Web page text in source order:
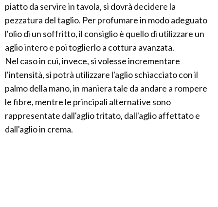
piatto da servire in tavola, si dovrà decidere la
pezzatura del taglio. Per profumare in modo adeguato
l'olio di un soffritto, il consiglio è quello di utilizzare un
aglio intero e poi toglierlo a cottura avanzata.
Nel caso in cui, invece, si volesse incrementare
l'intensità, si potrà utilizzare l'aglio schiacciato con il
palmo della mano, in maniera tale da andare a rompere
le fibre, mentre le principali alternative sono
rappresentate dall'aglio tritato, dall'aglio affettato e
dall'aglio in crema.